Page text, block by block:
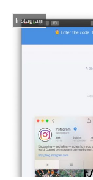
Instagram